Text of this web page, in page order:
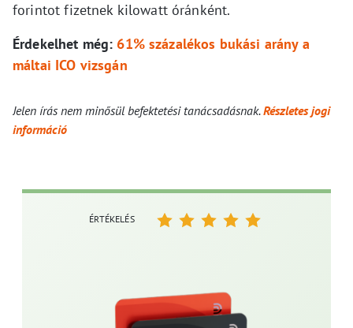
forintot fizetnek kilowatt óránként.
Érdekelhet még: 61% százalékos bukási arány a
máltai ICO vizsgán
Jelen írás nem minősül befektetési tanácsadásnak.Részletes jogi
információ
ÉRTÉKELÉS